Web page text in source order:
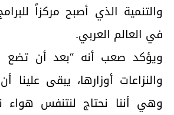
والتنمية الذي أصبح مركزاً
في العالم العربي.
ويؤكد صعب أنه “بعد أن تضع
والنزاعات أوزارها، يبقى علينا
وهي أننا نحتاج لنتنفس هواء